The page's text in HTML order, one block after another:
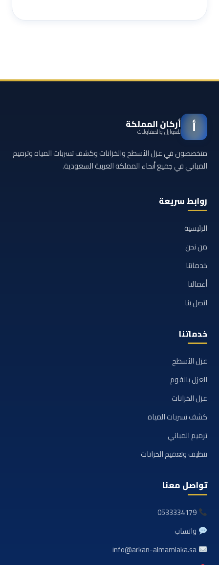
أ أركان المملكة
للعوازل والمقاولات
متخصصون في عزل الأسطح والخزانات وكشف تسربات المياه وترميم
المباني في جميع أنحاء المملكة العربية السعودية.
روابط سريعة
الرئيسية
من نحن
خدماتنا
أعمالنا
اتصل بنا
خدماتنا
عزل الأسطح
العزل بالفوم
عزل الخزانات
كشف تسربات المياه
ترميم المباني
تنظيف وتعقيم الخزانات
تواصل معنا
0533334179
واتساب
info@arkan-almamlaka.sa